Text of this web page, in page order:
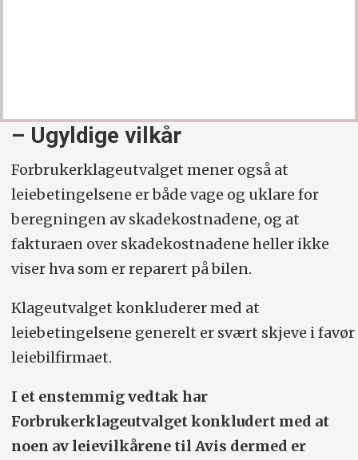
– Ugyldige vilkår
Forbrukerklageutvalget mener også at
leiebetingelsene er både vage og uklare for
beregningen av skadekostnadene, og at
fakturaen over skadekostnadene heller ikke
viser hva som er reparert på bilen.
Klageutvalget konkluderer med at
leiebetingelsene generelt er svært skjeve i favør
leiebilfirmaet.
I et enstemmig vedtak har
Forbrukerklageutvalget konkludert med at
noen av leievilkårene til Avis dermed er